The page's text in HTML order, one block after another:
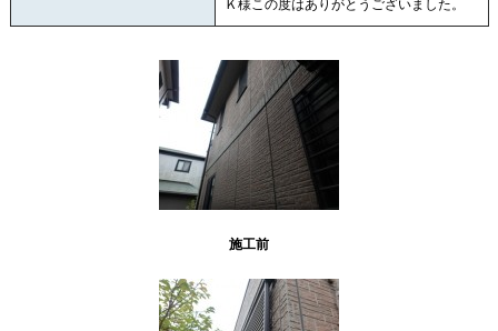
Ｋ様この度はありがとうございました。
施工前